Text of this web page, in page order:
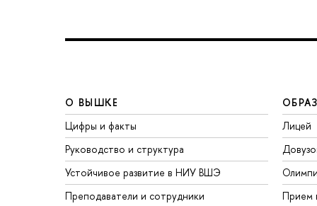
О ВЫШКЕ
Цифры и факты
Руководство и структура
Устойчивое развитие в НИУ ВШЭ
Преподаватели и сотрудники
Лицей
Прием